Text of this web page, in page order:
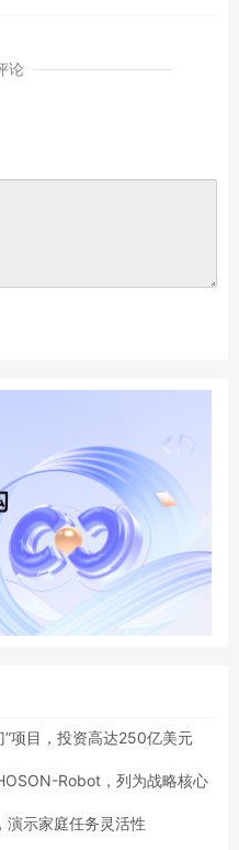
论
项目，投资高达250亿美元
Robot，列为战略核心
演示家庭任务灵活性